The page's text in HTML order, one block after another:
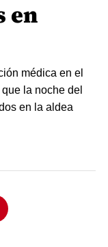
en
médica en el
la noche del
en la aldea